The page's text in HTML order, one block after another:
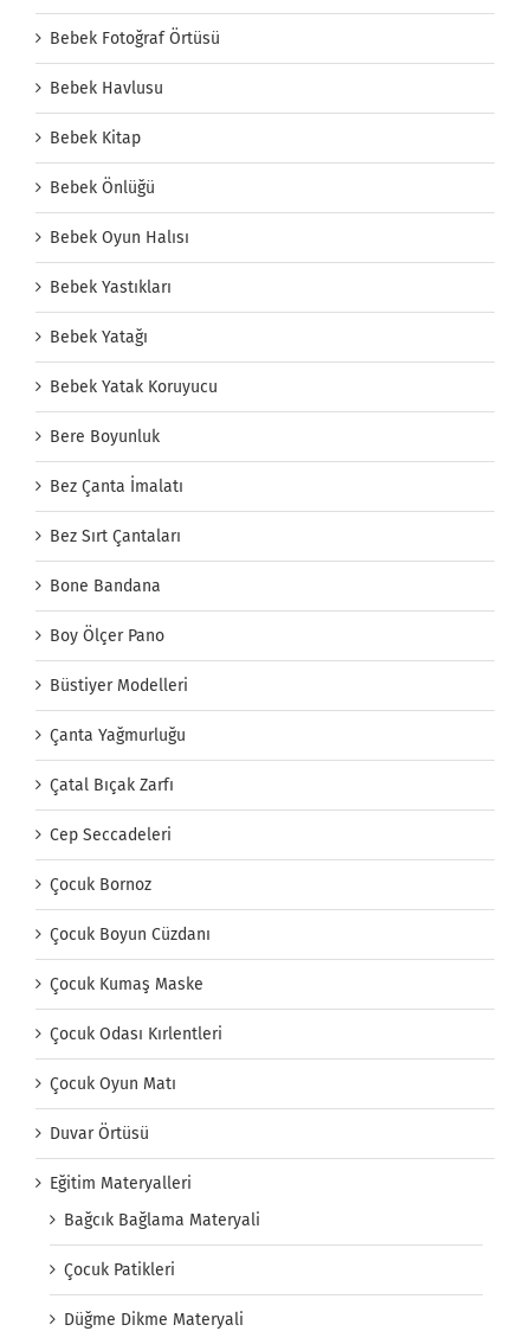
Bebek Fotoğraf Örtüsü
Bebek Havlusu
Bebek Kitap
Bebek Önlüğü
Bebek Oyun Halısı
Bebek Yastıkları
Bebek Yatağı
Bebek Yatak Koruyucu
Bere Boyunluk
Bez Çanta İmalatı
Bez Sırt Çantaları
Bone Bandana
Boy Ölçer Pano
Büstiyer Modelleri
Çanta Yağmurluğu
Çatal Bıçak Zarfı
Cep Seccadeleri
Çocuk Bornoz
Çocuk Boyun Cüzdanı
Çocuk Kumaş Maske
Çocuk Odası Kırlentleri
Çocuk Oyun Matı
Duvar Örtüsü
Eğitim Materyalleri
Bağcık Bağlama Materyali
Çocuk Patikleri
Düğme Dikme Materyali